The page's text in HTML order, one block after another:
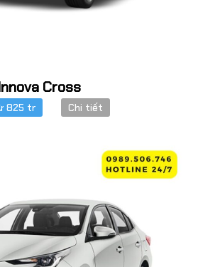
Cross
825 tr Chi tiết